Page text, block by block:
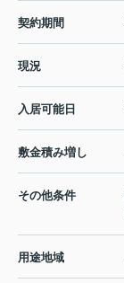
契約期間
現況
入居可能日
敷金積み増し
その他条件
用途地域